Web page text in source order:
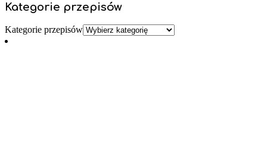
Kategorie przepisów
Kategorie przepisów